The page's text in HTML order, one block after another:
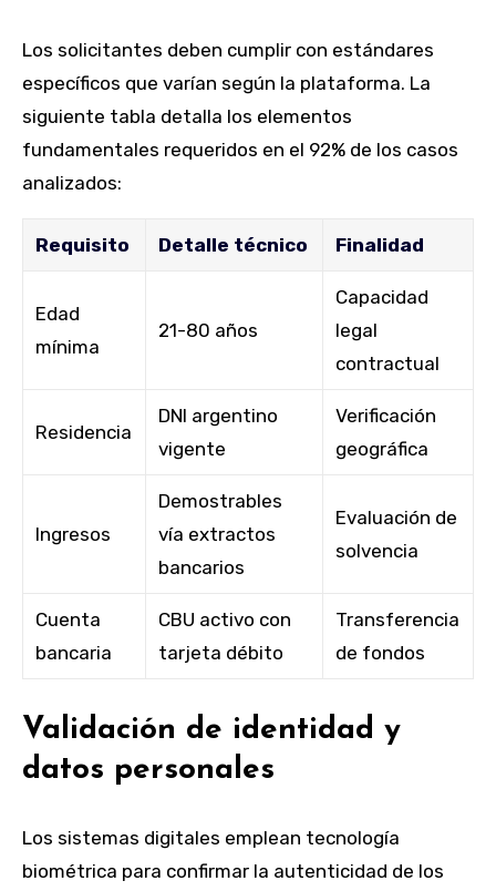
Los solicitantes deben cumplir con estándares
específicos que varían según la plataforma. La
siguiente tabla detalla los elementos
fundamentales requeridos en el 92% de los casos
analizados:
Requisito Detalle técnico Finalidad
Edad
mínima
21-80 años
Capacidad
legal
contractual
Residencia
DNI argentino
vigente
Verificación
geográfica
Ingresos
Demostrables
vía extractos
bancarios
Evaluación de
solvencia
Cuenta
bancaria
CBU activo con
tarjeta débito
Transferencia
de fondos
Validación de identidad y
datos personales
Los sistemas digitales emplean tecnología
biométrica para confirmar la autenticidad de los